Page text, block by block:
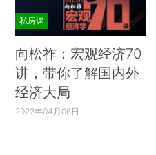
私房课
向松祚：宏观经济70
讲，带你了解国内外
经济大局
2022年04月06日